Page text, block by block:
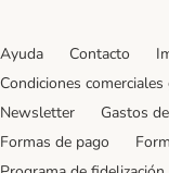
Ayuda Contacto
Condiciones comerciales
Newsletter
Gastos
Formas de pago